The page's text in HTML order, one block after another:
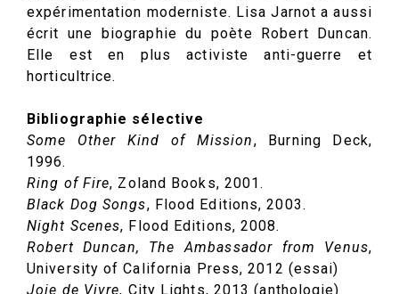
expérimentation moderniste. Lisa Jarnot a aussi
écrit une biographie du poète Robert Duncan.
Elle est en plus activiste anti-guerre et
horticultrice.
Bibliographie sélective
Some Other Kind of Mission, Burning Deck,
1996.
Ring of Fire, Zoland Books, 2001.
Black Dog Songs, Flood Editions, 2003.
Night Scenes, Flood Editions, 2008.
Robert Duncan, The Ambassador from Venus,
University of California Press, 2012 (essai)
Joie de Vivre, City Lights, 2013 (anthologie)